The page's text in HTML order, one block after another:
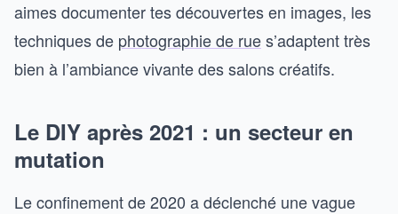
aimes documenter tes découvertes en images, les
techniques de photographie de rues’adaptent très
bien à l’ambiance vivante des salons créatifs.
Le DIY après 2021 : un secteur en
mutation
Le confinement de 2020 a déclenché une vague